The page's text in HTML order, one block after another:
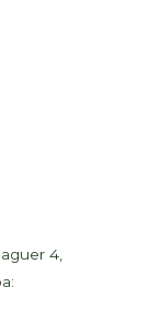
4,